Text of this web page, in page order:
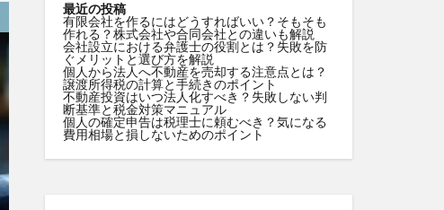
最近の投稿
有限会社を作るにはどうすればいい？そもそも
作れる？株式会社や合同会社との違いも解説
会社設立における弁護士の役割とは？失敗を防
ぐメリットと選び方を解説
個人から法人へ不動産を売却する注意点とは？
譲渡所得税の計算と手続きのポイント
不動産投資はいつ法人化すべき？失敗しない判
断基準と税金対策マニュアル
個人の確定申告は税理士に頼むべき？気になる
費用相場と損しないためのポイント